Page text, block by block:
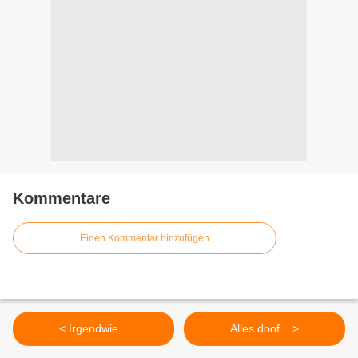
Kommentare
Einen Kommentar hinzufügen
< Irgendwie... Alles doof... >